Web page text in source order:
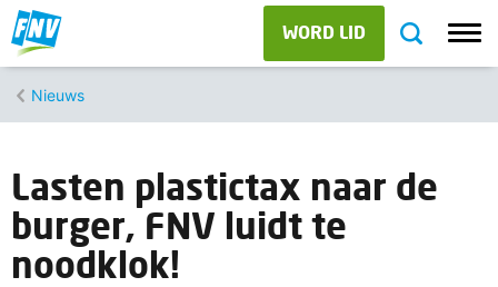
WORD LID
Nieuws
Lasten plastictax naar de
burger, FNV luidt te
noodklok!